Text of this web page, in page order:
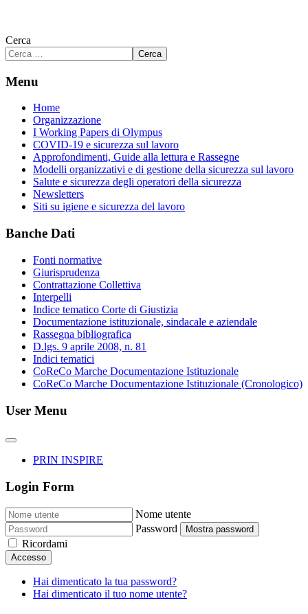
Cerca
Cerca
Menu
Home
Organizzazione
I Working Papers di Olympus
COVID-19 e sicurezza sul lavoro
Approfondimenti, Guide alla lettura e Rassegne
Modelli organizzativi e di gestione della sicurezza sul lavoro
Salute e sicurezza degli operatori della sicurezza
Newsletters
Siti su igiene e sicurezza del lavoro
Banche Dati
Fonti normative
Giurisprudenza
Contrattazione Collettiva
Interpelli
Indice tematico Corte di Giustizia
Documentazione istituzionale, sindacale e aziendale
Rassegna bibliografica
D.lgs. 9 aprile 2008, n. 81
Indici tematici
CoReCo Marche Documentazione Istituzionale
CoReCo Marche Documentazione Istituzionale (Cronologico)
User Menu
PRIN INSPIRE
Login Form
Nome utente
Password
Mostra password
Ricordami
Accesso
Hai dimenticato la tua password?
Hai dimenticato il tuo nome utente?